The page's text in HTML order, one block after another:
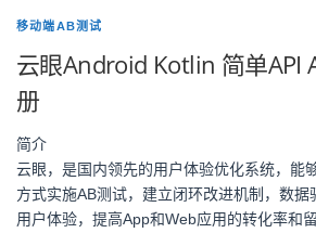
移动端AB测试
云眼Android Kotlin 简单API
册
简介
云眼，是国内领先的用户体验优化系统，能
方式实施AB测试，建立闭环改进机制，数
用户体验，提高App和Web应用的转化率和